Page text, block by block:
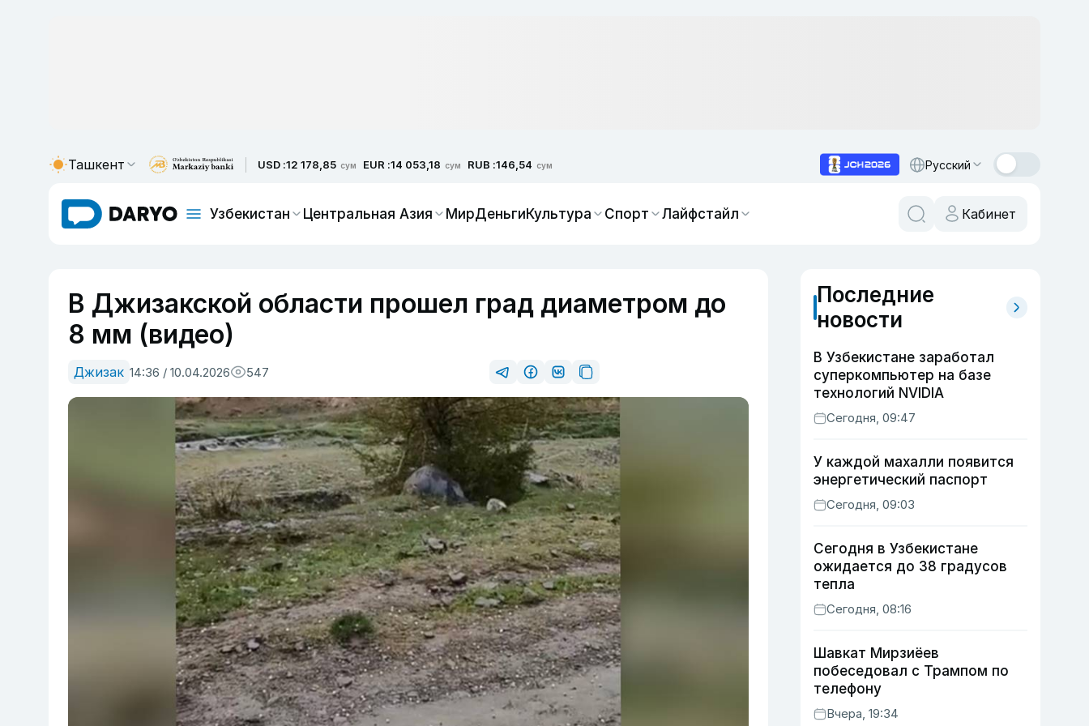
Ташкент USD :12 178,85 сум EUR :14 053,18 сум RUB :146,54 сум Русский
Узбекистан Центральная Азия МирДеньгиКультура Спорт Лайфстайл Кабинет
В Джизакской области прошел град диаметром до
8 мм (видео)
Джизак 14:36 / 10.04.2026 547
Последние
новости
В Узбекистане заработал
суперкомпьютер на базе
технологий NVIDIA
Сегодня, 09:47
У каждой махалли появится
энергетический паспорт
Сегодня, 09:03
Сегодня в Узбекистане
ожидается до 38 градусов
тепла
Сегодня, 08:16
Шавкат Мирзиёев
побеседовал с Трампом по
телефону
Вчера, 19:34